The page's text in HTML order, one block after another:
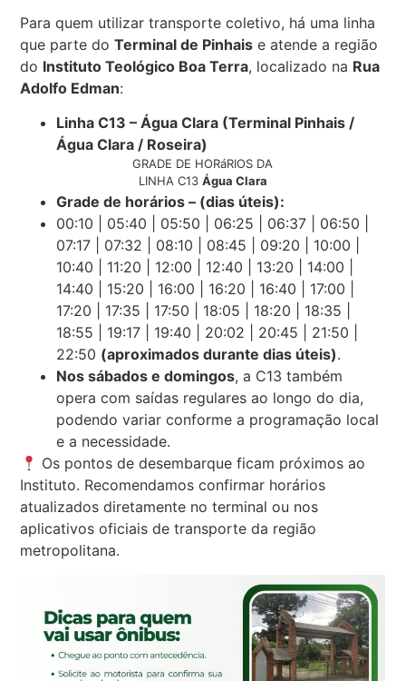
Para quem utilizar transporte coletivo, há uma linha
que parte doTerminal de Pinhais e atende a região
do Instituto Teológico Boa Terra, localizado na Rua
Adolfo Edman:
Linha C13 – Água Clara (Terminal Pinhais /
Água Clara / Roseira)
GRADE DE HORáRIOS DA
LINHA C13 Água Clara
Grade de horários – (dias úteis):
00:10 | 05:40 | 05:50 | 06:25 | 06:37 | 06:50 |
07:17 | 07:32 | 08:10 | 08:45 | 09:20 | 10:00 |
10:40 | 11:20 | 12:00 | 12:40 | 13:20 | 14:00 |
14:40 | 15:20 | 16:00 | 16:20 | 16:40 | 17:00 |
17:20 | 17:35 | 17:50 | 18:05 | 18:20 | 18:35 |
18:55 | 19:17 | 19:40 | 20:02 | 20:45 | 21:50 |
22:50 (aproximados durante dias úteis).
Nos sábados e domingos, a C13 também
opera com saídas regulares ao longo do dia,
podendo variar conforme a programação local
e a necessidade.
Os pontos de desembarque ficam próximos ao
Instituto. Recomendamos confirmar horários
atualizados diretamente no terminal ou nos
aplicativos oficiais de transporte da região
metropolitana.